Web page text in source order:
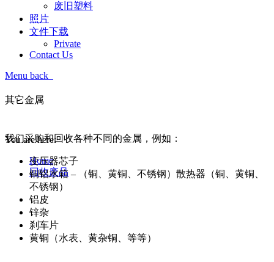
废旧塑料
照片
文件下载
Private
Contact Us
Menu back
其它金属
You are here:
Home
回收废品
其它金属
其它金属
我们采购和回收各种不同的金属，例如：
变压器芯子
铜铝水箱 – （铜、黄铜、不锈钢）散热器（铜、黄铜、
不锈钢）
铝皮
锌杂
刹车片
黄铜（水表、黄杂铜、等等）